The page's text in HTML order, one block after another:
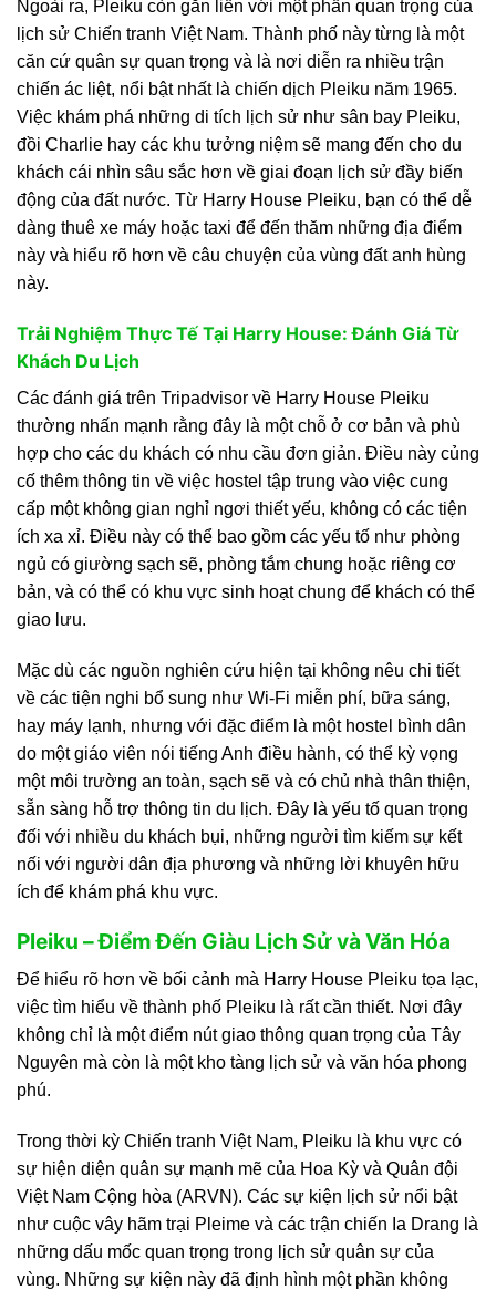
Ngoài ra, Pleiku còn gắn liền với một phần quan trọng của
lịch sử Chiến tranh Việt Nam. Thành phố này từng là một
căn cứ quân sự quan trọng và là nơi diễn ra nhiều trận
chiến ác liệt, nổi bật nhất là chiến dịch Pleiku năm 1965.
Việc khám phá những di tích lịch sử như sân bay Pleiku,
đồi Charlie hay các khu tưởng niệm sẽ mang đến cho du
khách cái nhìn sâu sắc hơn về giai đoạn lịch sử đầy biến
động của đất nước. Từ Harry House Pleiku, bạn có thể dễ
dàng thuê xe máy hoặc taxi để đến thăm những địa điểm
này và hiểu rõ hơn về câu chuyện của vùng đất anh hùng
này.
Trải Nghiệm Thực Tế Tại Harry House: Đánh Giá Từ
Khách Du Lịch
Các đánh giá trên Tripadvisor về Harry House Pleiku
thường nhấn mạnh rằng đây là một chỗ ở cơ bản và phù
hợp cho các du khách có nhu cầu đơn giản. Điều này củng
cố thêm thông tin về việc hostel tập trung vào việc cung
cấp một không gian nghỉ ngơi thiết yếu, không có các tiện
ích xa xỉ. Điều này có thể bao gồm các yếu tố như phòng
ngủ có giường sạch sẽ, phòng tắm chung hoặc riêng cơ
bản, và có thể có khu vực sinh hoạt chung để khách có thể
giao lưu.
Mặc dù các nguồn nghiên cứu hiện tại không nêu chi tiết
về các tiện nghi bổ sung như Wi-Fi miễn phí, bữa sáng,
hay máy lạnh, nhưng với đặc điểm là một hostel bình dân
do một giáo viên nói tiếng Anh điều hành, có thể kỳ vọng
một môi trường an toàn, sạch sẽ và có chủ nhà thân thiện,
sẵn sàng hỗ trợ thông tin du lịch. Đây là yếu tố quan trọng
đối với nhiều du khách bụi, những người tìm kiếm sự kết
nối với người dân địa phương và những lời khuyên hữu
ích để khám phá khu vực.
Pleiku – Điểm Đến Giàu Lịch Sử và Văn Hóa
Để hiểu rõ hơn về bối cảnh mà Harry House Pleiku tọa lạc,
việc tìm hiểu về thành phố Pleiku là rất cần thiết. Nơi đây
không chỉ là một điểm nút giao thông quan trọng của Tây
Nguyên mà còn là một kho tàng lịch sử và văn hóa phong
phú.
Trong thời kỳ Chiến tranh Việt Nam, Pleiku là khu vực có
sự hiện diện quân sự mạnh mẽ của Hoa Kỳ và Quân đội
Việt Nam Cộng hòa (ARVN). Các sự kiện lịch sử nổi bật
như cuộc vây hãm trại Pleime và các trận chiến Ia Drang là
những dấu mốc quan trọng trong lịch sử quân sự của
vùng. Những sự kiện này đã định hình một phần không